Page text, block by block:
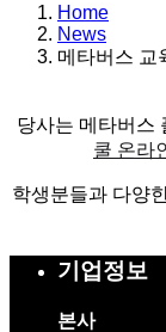
Home
News
메타버스 교
당사는 메타버스
쿨 온라
학생분들과 다양
기업정보
본사